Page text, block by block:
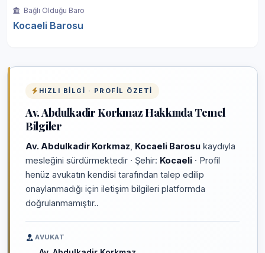
Bağlı Olduğu Baro
Kocaeli Barosu
HIZLI BILGI · PROFIL ÖZETI
Av. Abdulkadir Korkmaz Hakkında Temel
Bilgiler
Av. Abdulkadir Korkmaz Kocaeli Barosu kaydıyla
mesleğini sürdürmektedir · Şehir: Kocaeli · Profil
henüz avukatın kendisi tarafından talep edilip
onaylanmadığı için iletişim bilgileri platformda
doğrulanmamıştır..
AVUKAT